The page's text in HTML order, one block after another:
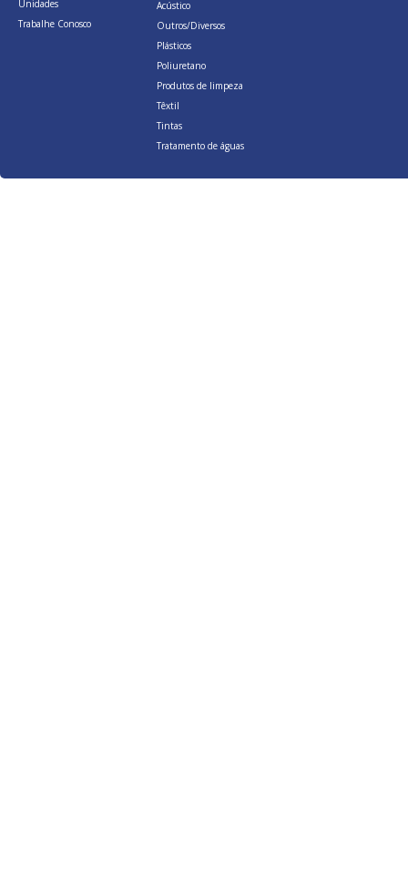
Unidades
Trabalhe Conosco
Acústico
Outros/Diversos
Plásticos
Poliuretano
Produtos de limpeza
Têxtil
Tintas
Tratamento de águas